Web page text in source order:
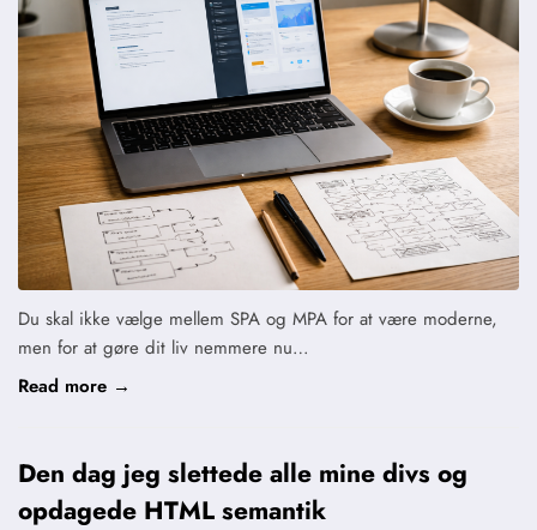
Du skal ikke vælge mellem SPA og MPA for at være moderne,
men for at gøre dit liv nemmere nu…
Read more →
Den dag jeg slettede alle mine divs og
opdagede HTML semantik